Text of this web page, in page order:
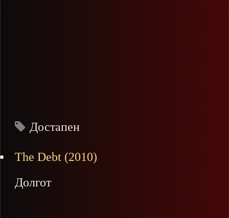
Достапен
The Debt (2010)
Долгот